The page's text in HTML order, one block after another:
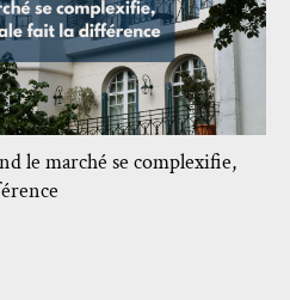
le marché se complexifie,